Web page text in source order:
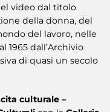
video dal titolo
della donna, del
del lavoro, nelle
1965 dall’Archivio
di quasi un secolo
culturale –